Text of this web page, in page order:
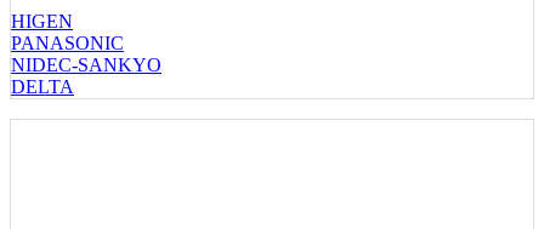
HIGEN
PANASONIC
NIDEC-SANKYO
DELTA